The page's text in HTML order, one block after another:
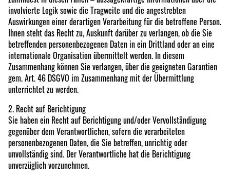
involvierte Logik sowie die Tragweite und die angestrebten
Auswirkungen einer derartigen Verarbeitung für die betroffene Person.
Ihnen steht das Recht zu, Auskunft darüber zu verlangen, ob die Sie
betreffenden personenbezogenen Daten in ein Drittland oder an eine
internationale Organisation übermittelt werden. In diesem
Zusammenhang können Sie verlangen, über die geeigneten Garantien
gem. Art. 46 DSGVO im Zusammenhang mit der Übermittlung
unterrichtet zu werden.
2. Recht auf Berichtigung
Sie haben ein Recht auf Berichtigung und/oder Vervollständigung
gegenüber dem Verantwortlichen, sofern die verarbeiteten
personenbezogenen Daten, die Sie betreffen, unrichtig oder
unvollständig sind. Der Verantwortliche hat die Berichtigung
unverzüglich vorzunehmen.